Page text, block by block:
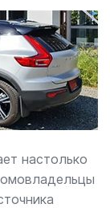
настолько